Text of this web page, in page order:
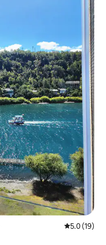
レビュー19
5.0 (19)